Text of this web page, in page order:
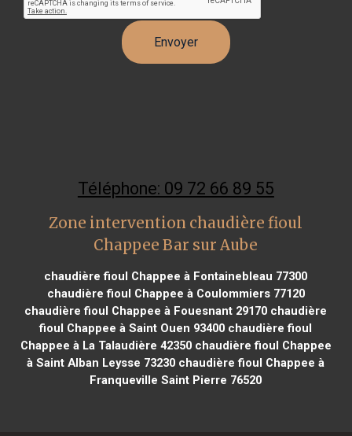
Téléphone: 09 72 66 89 55
Zone intervention chaudière fioul
Chappee Bar sur Aube
chaudière fioul Chappee à Fontainebleau 77300
chaudière fioul Chappee à Coulommiers 77120
chaudière fioul Chappee à Fouesnant 29170 chaudière
fioul Chappee à Saint Ouen 93400 chaudière fioul
Chappee à La Talaudière 42350chaudière fioul Chappee
à Saint Alban Leysse 73230 chaudière fioul Chappee à
Franqueville Saint Pierre 76520